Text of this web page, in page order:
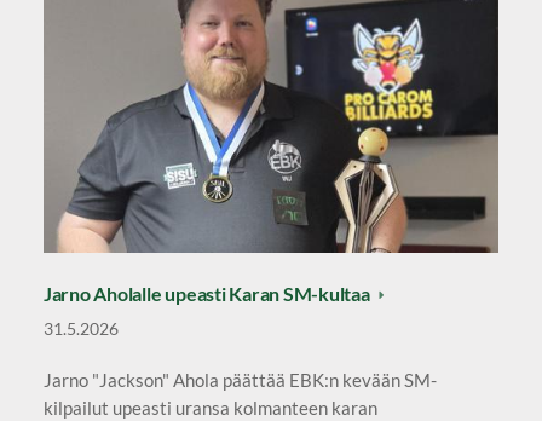
Jarno Aholalle upeasti Karan SM-kultaa
31.5.2026
Jarno "Jackson" Ahola päättää EBK:n kevään SM-
kilpailut upeasti uransa kolmanteen karan